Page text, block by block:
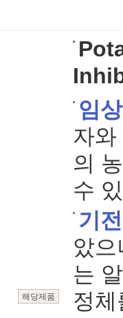
해당제품
임
자
의
수
기전
았
는
정